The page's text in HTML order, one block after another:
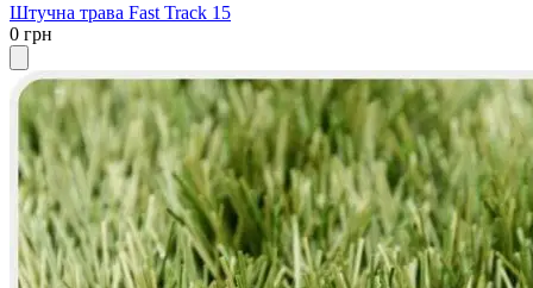
Штучна трава Fast Track 15
0 грн